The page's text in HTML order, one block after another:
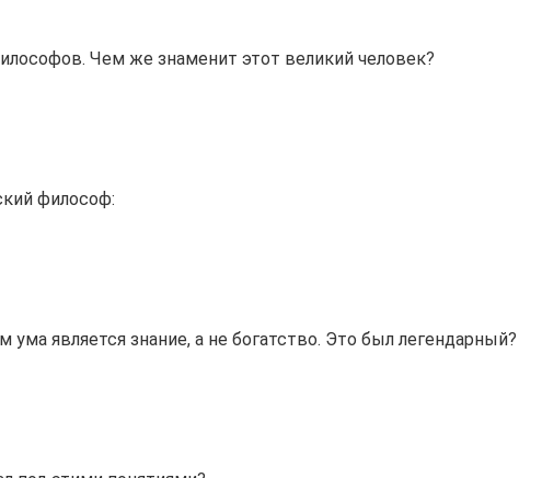
Чем же знаменит этот великий человек?
философ:
является знание, а не богатство. Это был легендарный?